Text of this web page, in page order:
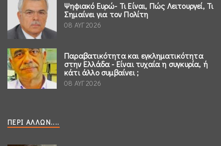
Ψηφιακό Ευρώ- Τι Είναι, Πώς Λειτουργεί, Τι
Σημαίνει για τον Πολίτη
08 ΑΥΓ 2026
Παραβατικότητα και εγκληματικότητα
στην Ελλάδα - Είναι τυχαία η συγκυρία, ή
κάτι άλλο συμβαίνει ;
08 ΑΥΓ 2026
ΠΕΡΊ ΆΛΛΩΝ....